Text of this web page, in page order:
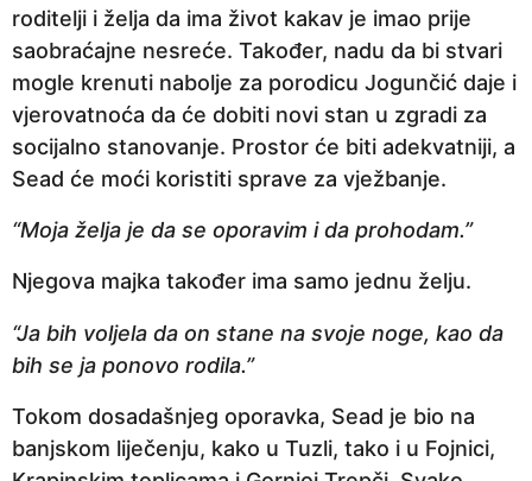
roditelji i želja da ima život kakav je imao prije
saobraćajne nesreće. Također, nadu da bi stvari
mogle krenuti nabolje za porodicu Jogunčić daje i
vjerovatnoća da će dobiti novi stan u zgradi za
socijalno stanovanje. Prostor će biti adekvatniji, a
Sead će moći koristiti sprave za vježbanje.
“Moja želja je da se oporavim i da prohodam.”
Njegova majka također ima samo jednu želju.
“Ja bih voljela da on stane na svoje noge, kao da
bih se ja ponovo rodila.”
Tokom dosadašnjeg oporavka, Sead je bio na
banjskom liječenju, kako u Tuzli, tako i u Fojnici,